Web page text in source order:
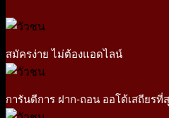
สมัครง่าย ไม่ต้องแอดไลน์
การันตีการ ฝาก-ถอน ออโต้เสถียรที่